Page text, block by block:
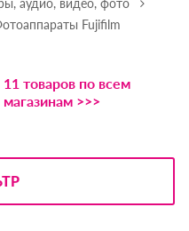
аудио, видео, фото
Fujifilm
11 товаров по всем
магазинам >>>